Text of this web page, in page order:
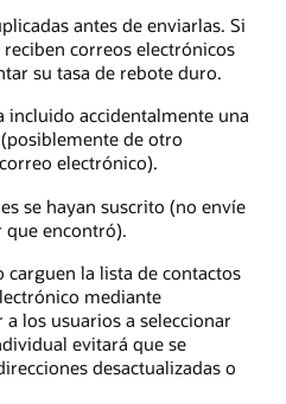
antes de enviarlas. Si
correos electrónicos
su tasa de rebote duro.
incluido accidentalmente una
de otro
electrónico).
se hayan suscrito (no envíe
que encontró).
carguen la lista de contactos
mediante
los usuarios a seleccionar
evitará que se
desactualizadas o